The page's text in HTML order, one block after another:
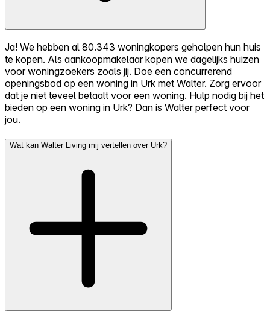
Ja! We hebben al 80.343 woningkopers geholpen hun huis
te kopen. Als aankoopmakelaar kopen we dagelijks huizen
voor woningzoekers zoals jij. Doe een concurrerend
openingsbod op een woning in Urk met Walter. Zorg ervoor
dat je niet teveel betaalt voor een woning. Hulp nodig bij het
bieden op een woning in Urk? Dan is Walter perfect voor
jou.
Wat kan Walter Living mij vertellen over Urk?